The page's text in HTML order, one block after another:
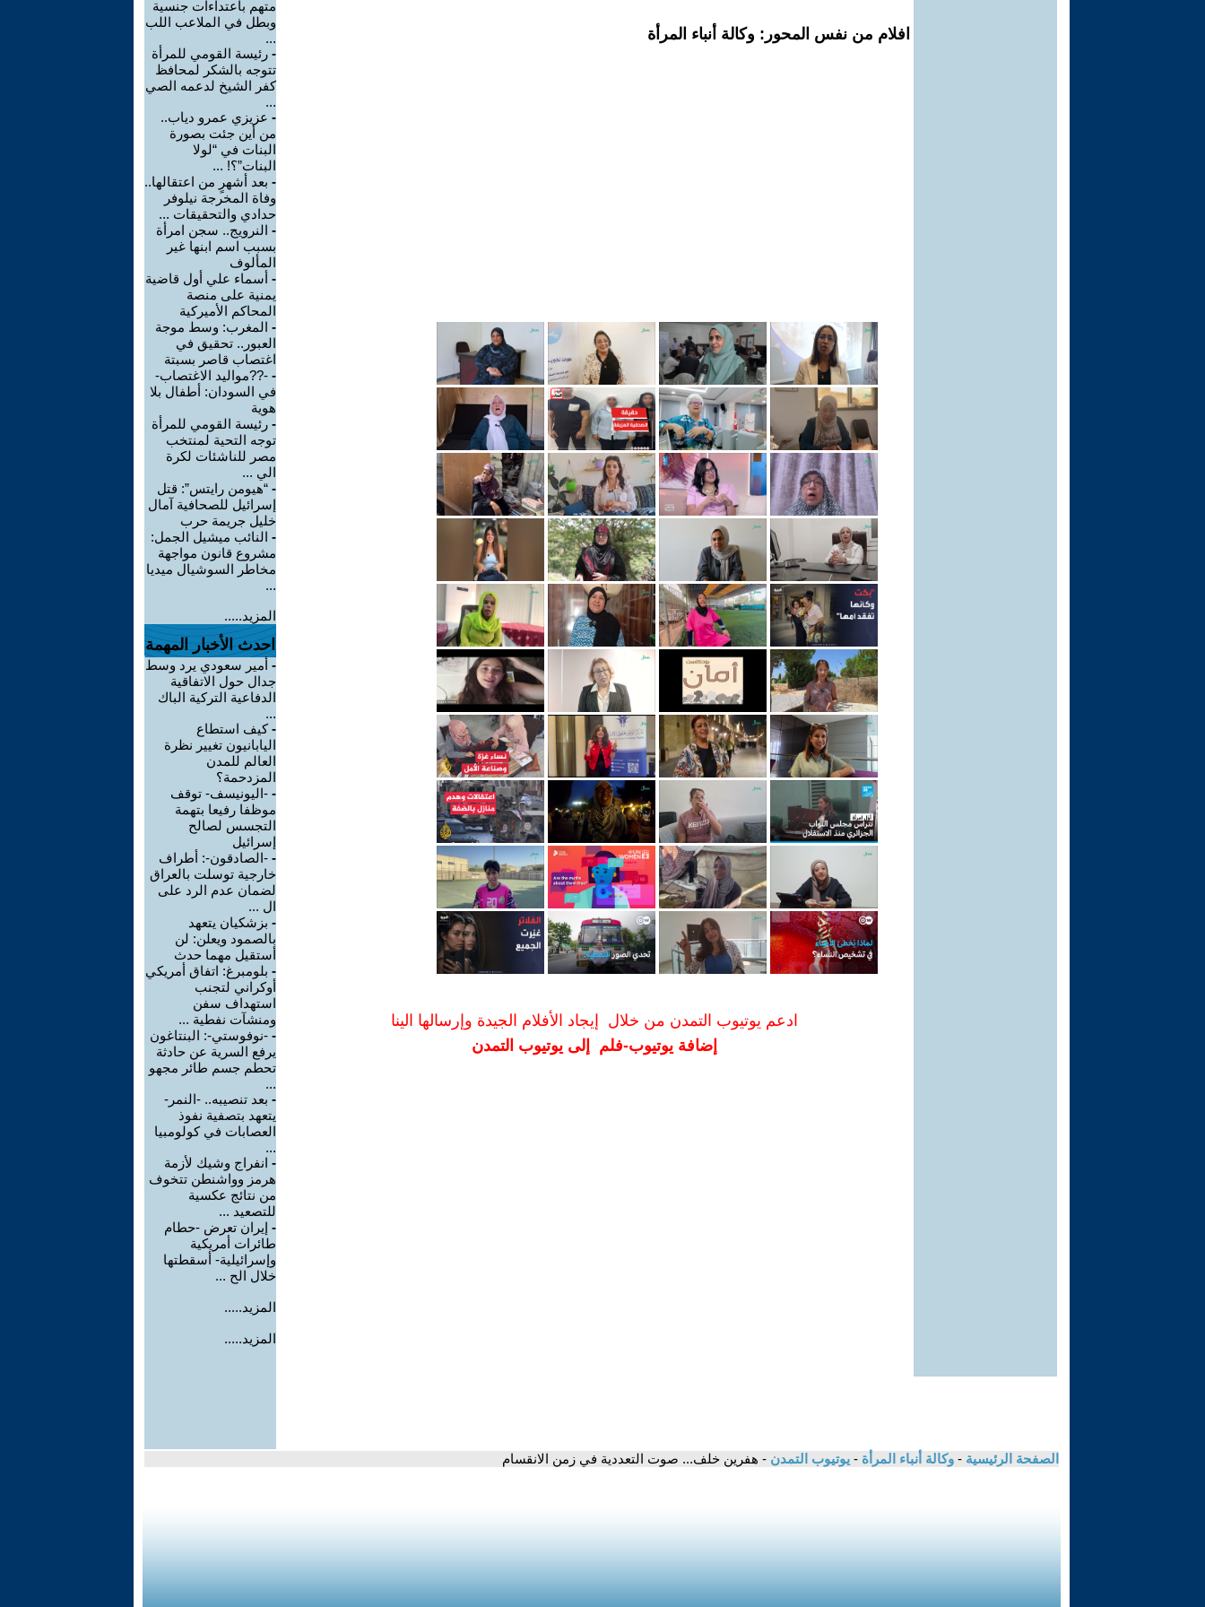
افلام من نفس المحور: وكالة أنباء المرأة
ادعم يوتيوب التمدن من خلال إيجاد الأفلام الجيدة وإرسالها الينا
إضافة يوتيوب-فلم إلى يوتيوب التمدن
متهم باعتداءات جنسية
وبطل في الملاعب اللب
...
- رئيسة القومي للمرأة
تتوجه بالشكر لمحافظ
كفر الشيخ لدعمه الصي
...
- عزيزي عمرو دياب..
من أين جئت بصورة
البنات في “لولا
البنات”؟! ...
- بعد أشهرٍ من اعتقالها..
وفاة المخرجة نيلوفر
حدادي والتحقيقات ...
- النرويج.. سجن امرأة
بسبب اسم ابنها غير
المألوف
- أسماء علي أول قاضية
يمنية على منصة
المحاكم الأميركية
- المغرب: وسط موجة
العبور.. تحقيق في
اغتصاب قاصر بسبتة
- -??مواليد الاغتصاب-
في السودان: أطفال بلا
هوية
- رئيسة القومي للمرأة
توجه التحية لمنتخب
مصر للناشئات لكرة
الي ...
- “هيومن رايتس”: قتل
إسرائيل للصحافية آمال
خليل جريمة حرب
- النائب ميشيل الجمل:
مشروع قانون مواجهة
مخاطر السوشيال ميديا
...
المزيد.....
احدث الأخبار المهمة
- أمير سعودي يرد وسط
جدال حول الاتفاقية
الدفاعية التركية الباك
...
-كيف استطاع
اليابانيون تغيير نظرة
العالم للمدن
المزدحمة؟
- -اليونيسف- توقف
موظفا رفيعا بتهمة
التجسس لصالح
إسرائيل
- -الصادقون-: أطراف
خارجية توسلت بالعراق
لضمان عدم الرد على
ال ...
- بزشكيان يتعهد
بالصمود ويعلن: لن
أستقيل مهما حدث
- بلومبرغ: اتفاق أمريكي
أوكراني لتجنب
استهداف سفن
ومنشآت نفطية ...
- -نوفوستي-: البنتاغون
يرفع السرية عن حادثة
تحطم جسم طائر مجهو
...
- بعد تنصيبه.. -النمر-
يتعهد بتصفية نفوذ
العصابات في كولومبيا
...
- انفراج وشيك لأزمة
هرمز وواشنطن تتخوف
من نتائج عكسية
للتصعيد ...
- إيران تعرض -حطام
طائرات أمريكية
وإسرائيلية- أسقطتها
خلال الح ...
المزيد.....
المزيد.....
الصفحة الرئيسية - وكالة أنباء المرأة - يوتيوب التمدن - هفرين خلف... صوت التعددية في زمن الانقسام